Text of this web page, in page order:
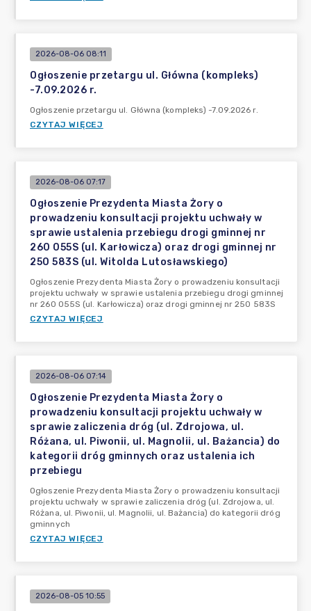
2026-08-06 08:11
Ogłoszenie przetargu ul. Główna (kompleks)
-7.09.2026 r.
Ogłoszenie przetargu ul. Główna (kompleks) -7.09.2026 r.
CZYTAJ WIĘCEJ
2026-08-06 07:17
Ogłoszenie Prezydenta Miasta Żory o
prowadzeniu konsultacji projektu uchwały w
sprawie ustalenia przebiegu drogi gminnej nr
260 055S (ul. Karłowicza) oraz drogi gminnej nr
250 583S (ul. Witolda Lutosławskiego)
Ogłoszenie Prezydenta Miasta Żory o prowadzeniu konsultacji
projektu uchwały w sprawie ustalenia przebiegu drogi gminnej
nr 260 055S (ul. Karłowicza) oraz drogi gminnej nr 250 583S
CZYTAJ WIĘCEJ
2026-08-06 07:14
Ogłoszenie Prezydenta Miasta Żory o
prowadzeniu konsultacji projektu uchwały w
sprawie zaliczenia dróg (ul. Zdrojowa, ul.
Różana, ul. Piwonii, ul. Magnolii, ul. Bażancia) do
kategorii dróg gminnych oraz ustalenia ich
przebiegu
Ogłoszenie Prezydenta Miasta Żory o prowadzeniu konsultacji
projektu uchwały w sprawie zaliczenia dróg (ul. Zdrojowa, ul.
Różana, ul. Piwonii, ul. Magnolii, ul. Bażancia) do kategorii dróg
gminnych
CZYTAJ WIĘCEJ
2026-08-05 10:55